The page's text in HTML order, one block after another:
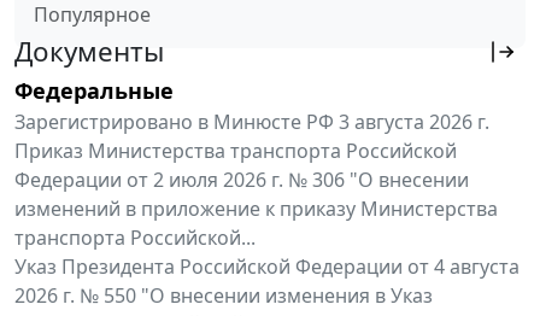
Популярное
Документы
Федеральные
Зарегистрировано в Минюсте РФ 3 августа 2026 г.
Приказ Министерства транспорта Российской
Федерации от 2 июля 2026 г. № 306 "О внесении
изменений в приложение к приказу Министерства
транспорта Российской...
Указ Президента Российской Федерации от 4 августа
2026 г. № 550 "О внесении изменения в Указ